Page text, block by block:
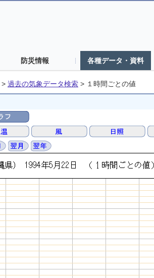
防災情報 各種データ・資料
> 過去の気象データ検索 > １時間ごとの値